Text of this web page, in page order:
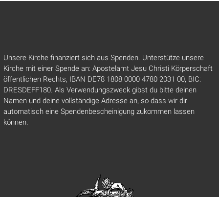
Unsere Kirche finanziert sich aus Spenden. Unterstütze unsere
Kirche mit einer Spende an: Apostelamt Jesu Christi Körperschaft
öffentlichen Rechts, IBAN DE78 1808 0000 4780 2031 00, BIC:
DRESDEFF180. Als Verwendungszweck gibst du bitte deinen
Namen und deine vollständige Adresse an, so dass wir dir
automatisch eine Spendenbescheinigung zukommen lassen
können.